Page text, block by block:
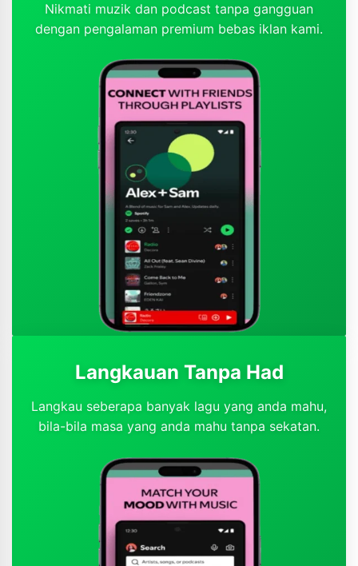
Nikmati muzik dan podcast tanpa gangguan
dengan pengalaman premium bebas iklan kami.
Langkauan Tanpa Had
Langkau seberapa banyak lagu yang anda mahu,
bila-bila masa yang anda mahu tanpa sekatan.